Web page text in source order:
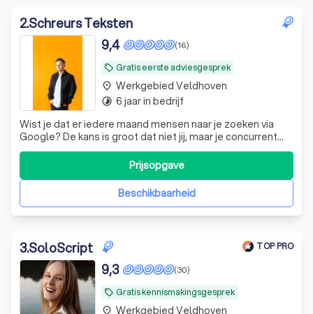
2.Schreurs Teksten
local_offer Gratis eerste adviesgesprek
(16)
9,4
Wist je dat er iedere maand mensen naar je zoeken via
Google? De kans is groot dat niet jij, maar je concurrent
gevonden wordt, zo loop je continu nieuwe klanten mis.
Tijd om daar wat aan te doen!
Beschikbaarheid
Prijsopgave
place Werkgebied Veldhoven
timelapse 6 jaar in bedrijf
3.SoloScript TOP PRO
local_offer Gratis kennismakingsgesprek
(30)
9,3
place Werkgebied Veldhoven